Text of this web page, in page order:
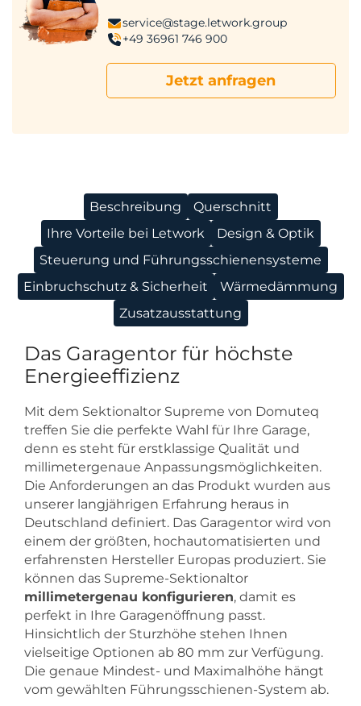
service@stage.letwork.group
+49 36961 746 900
Jetzt anfragen
Beschreibung
Querschnitt
Ihre Vorteile bei Letwork
Design & Optik
Steuerung und Führungsschienensysteme
Einbruchschutz & Sicherheit
Wärmedämmung
Zusatzausstattung
Das Garagentor für höchste
Energieeffizienz
Mit dem Sektionaltor Supreme von Domuteq
treffen Sie die perfekte Wahl für Ihre Garage,
denn es steht für erstklassige Qualität und
millimetergenaue Anpassungsmöglichkeiten.
Die Anforderungen an das Produkt wurden aus
unserer langjährigen Erfahrung heraus in
Deutschland definiert. Das Garagentor wird von
einem der größten, hochautomatisierten und
erfahrensten Hersteller Europas produziert. Sie
können das Supreme-Sektionaltor
millimetergenau konfigurieren, damit es
perfekt in Ihre Garagenöffnung passt.
Hinsichtlich der Sturzhöhe stehen Ihnen
vielseitige Optionen ab 80 mm zur Verfügung.
Die genaue Mindest- und Maximalhöhe hängt
vom gewählten Führungsschienen-System ab.